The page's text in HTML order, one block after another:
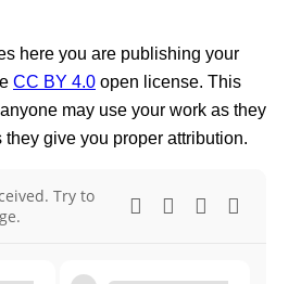
here you are publishing your
CC BY 4.0 open license. This
may use your work as they
give you proper attribution.
Try to